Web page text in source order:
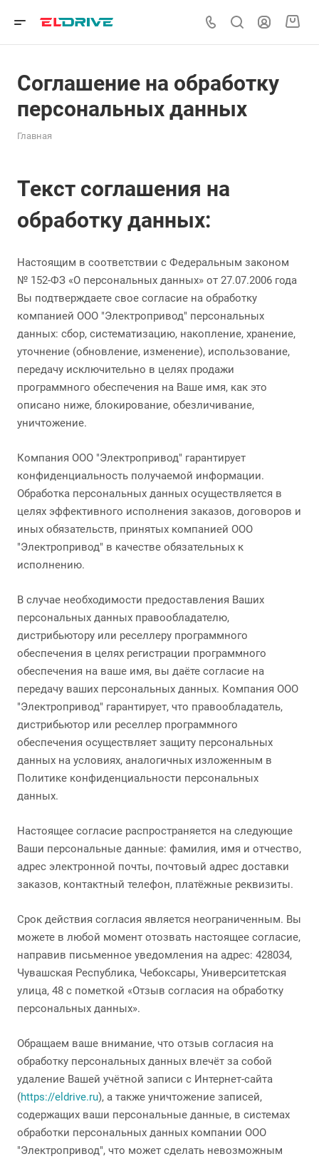
Соглашение на обработку
персональных данных
Главная
Текст соглашения на
обработку данных:
Настоящим в соответствии с Федеральным законом
№ 152-ФЗ «О персональных данных» от 27.07.2006 года
Вы подтверждаете свое согласие на обработку
компанией ООО "Электропривод" персональных
данных: сбор, систематизацию, накопление, хранение,
уточнение (обновление, изменение), использование,
передачу исключительно в целях продажи
программного обеспечения на Ваше имя, как это
описано ниже, блокирование, обезличивание,
уничтожение.
Компания ООО "Электропривод" гарантирует
конфиденциальность получаемой информации.
Обработка персональных данных осуществляется в
целях эффективного исполнения заказов, договоров и
иных обязательств, принятых компанией ООО
"Электропривод" в качестве обязательных к
исполнению.
В случае необходимости предоставления Ваших
персональных данных правообладателю,
дистрибьютору или реселлеру программного
обеспечения в целях регистрации программного
обеспечения на ваше имя, вы даёте согласие на
передачу ваших персональных данных. Компания ООО
"Электропривод" гарантирует, что правообладатель,
дистрибьютор или реселлер программного
обеспечения осуществляет защиту персональных
данных на условиях, аналогичных изложенным в
Политике конфиденциальности персональных
данных.
Настоящее согласие распространяется на следующие
Ваши персональные данные: фамилия, имя и отчество,
адрес электронной почты, почтовый адрес доставки
заказов, контактный телефон, платёжные реквизиты.
Срок действия согласия является неограниченным. Вы
можете в любой момент отозвать настоящее согласие,
направив письменное уведомления на адрес: 428034,
Чувашская Республика, Чебоксары, Университетская
улица, 48 с пометкой «Отзыв согласия на обработку
персональных данных».
Обращаем ваше внимание, что отзыв согласия на
обработку персональных данных влечёт за собой
удаление Вашей учётной записи с Интернет-сайта
(https://eldrive.ru), а также уничтожение записей,
содержащих ваши персональные данные, в системах
обработки персональных данных компании ООО
"Электропривод", что может сделать невозможным